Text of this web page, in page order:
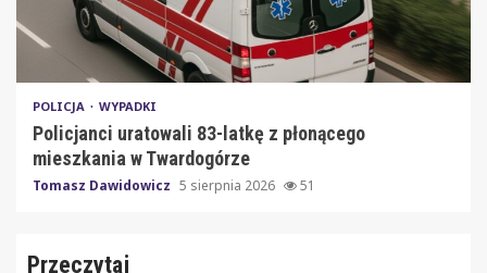
POLICJA WYPADKI
Policjanci uratowali 83-latkę z płonącego
mieszkania w Twardogórze
Tomasz Dawidowicz 5 sierpnia 2026 51
Przeczytaj